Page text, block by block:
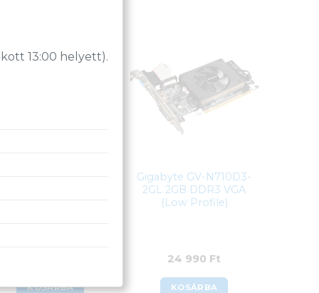
KOSÁRBA
Gigabyte GV-N710D3-
2GL 2GB DDR3 VGA
(Low Profile)
24 990 Ft
KOSÁRBA
13:00 helyett).